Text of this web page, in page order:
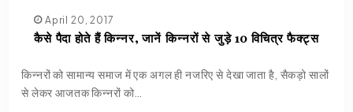
April 20, 2017
कैसे पैदा होते हैं किन्नर, जानें किन्नरों से जुड़े 10 विचित्र फैक्ट्स
किन्नरों को सामान्य समाज में एक अगल ही नजरिए से देखा जाता है, सैकड़ो सालों
से लेकर आजतक किन्नरों को…